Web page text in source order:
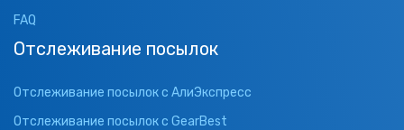
FAQ
Отслеживание посылок
Отслеживание посылок с АлиЭкспресс
Отслеживание посылок с GearBest